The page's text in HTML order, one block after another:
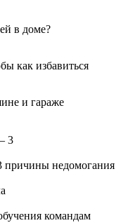
в доме?
как избавиться
и гараже
причины недомогания
командам